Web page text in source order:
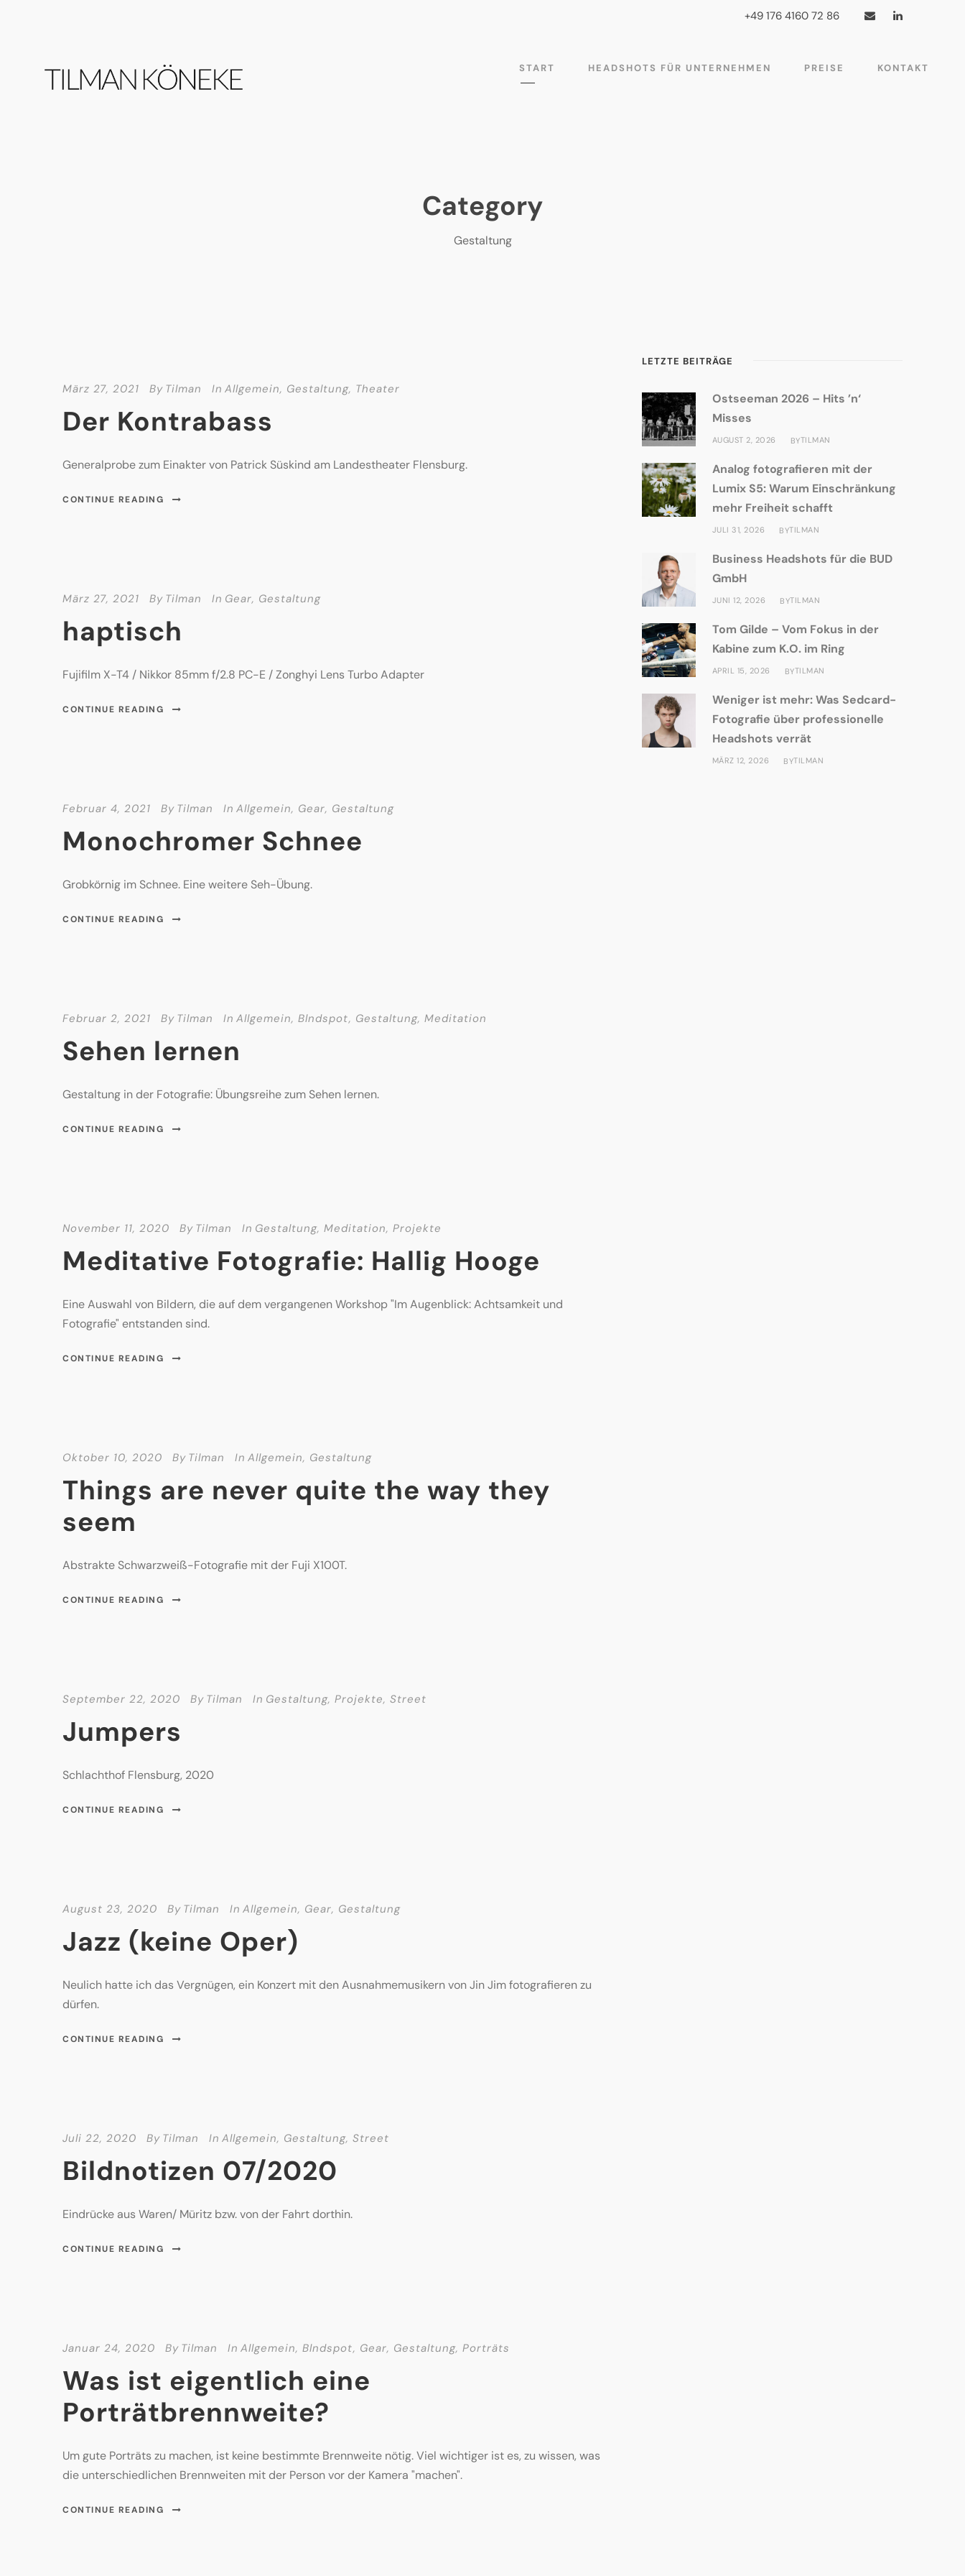
+49 176 4160 72 86
START HEADSHOTS FÜR UNTERNEHMEN PREISE KONTAKT
Category
Gestaltung
März 27, 2021 By Tilman In Allgemein, Gestaltung, Theater
Der Kontrabass
Generalprobe zum Einakter von Patrick Süskind am Landestheater Flensburg.
CONTINUE READING
März 27, 2021 By Tilman In Gear, Gestaltung
haptisch
Fujifilm X-T4 / Nikkor 85mm f/2.8 PC-E / Zonghyi Lens Turbo Adapter
CONTINUE READING
Februar 4, 2021 By Tilman In Allgemein, Gear, Gestaltung
Monochromer Schnee
Grobkörnig im Schnee. Eine weitere Seh-Übung.
CONTINUE READING
Februar 2, 2021 By Tilman In Allgemein, Blndspot, Gestaltung, Meditation
Sehen lernen
Gestaltung in der Fotografie: Übungsreihe zum Sehen lernen.
CONTINUE READING
November 11, 2020 By Tilman In Gestaltung, Meditation, Projekte
Meditative Fotografie: Hallig Hooge
Eine Auswahl von Bildern, die auf dem vergangenen Workshop "Im Augenblick: Achtsamkeit und
Fotografie" entstanden sind.
CONTINUE READING
Oktober 10, 2020 By Tilman In Allgemein, Gestaltung
Things are never quite the way they
seem
Abstrakte Schwarzweiß-Fotografie mit der Fuji X100T.
CONTINUE READING
September 22, 2020 By Tilman In Gestaltung, Projekte, Street
Jumpers
Schlachthof Flensburg, 2020
CONTINUE READING
August 23, 2020 By Tilman In Allgemein, Gear, Gestaltung
Jazz (keine Oper)
Neulich hatte ich das Vergnügen, ein Konzert mit den Ausnahmemusikern von Jin Jim fotografieren zu
dürfen.
CONTINUE READING
Juli 22, 2020 By Tilman In Allgemein, Gestaltung, Street
Bildnotizen 07/2020
Eindrücke aus Waren/ Müritz bzw. von der Fahrt dorthin.
CONTINUE READING
Januar 24, 2020 By Tilman In Allgemein, Blndspot, Gear, Gestaltung, Porträts
Was ist eigentlich eine
Porträtbrennweite?
Um gute Porträts zu machen, ist keine bestimmte Brennweite nötig. Viel wichtiger ist es, zu wissen, was
die unterschiedlichen Brennweiten mit der Person vor der Kamera "machen".
CONTINUE READING
LETZTE BEITRÄGE
Ostseeman 2026 – Hits ’n‘
Misses
AUGUST 2, 2026 BYTILMAN
Analog fotografieren mit der
Lumix S5: Warum Einschränkung
mehr Freiheit schafft
JULI 31, 2026 BYTILMAN
Business Headshots für die BUD
GmbH
JUNI 12, 2026 BYTILMAN
Tom Gilde – Vom Fokus in der
Kabine zum K.O. im Ring
APRIL 15, 2026 BYTILMAN
Weniger ist mehr: Was Sedcard-
Fotografie über professionelle
Headshots verrät
MÄRZ 12, 2026 BYTILMAN